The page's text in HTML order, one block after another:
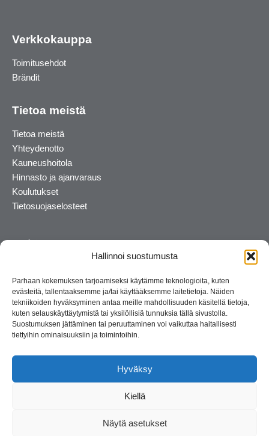
Hallinnoi suostumusta
Parhaan kokemuksen tarjoamiseksi käytämme teknologioita, kuten
evästeitä, tallentaaksemme ja/tai käyttääksemme laitetietoja. Näiden
tekniikoiden hyväksyminen antaa meille mahdollisuuden käsitellä tietoja,
kuten selauskäyttäytymistä tai yksilöllisiä tunnuksia tällä sivustolla.
Suostumuksen jättäminen tai peruuttaminen voi vaikuttaa haitallisesti
tiettyihin ominaisuuksiin ja toimintoihin.
Hyväksy
Kiellä
Näytä asetukset
Verkkokauppa
Toimitusehdot
Brändit
Tietoa meistä
Tietoa meistä
Yhteydenotto
Kauneushoitola
Hinnasto ja ajanvaraus
Koulutukset
Tietosuojaselosteet
perheyritys yli 35 vuotta.
© 2026 Consult Lady